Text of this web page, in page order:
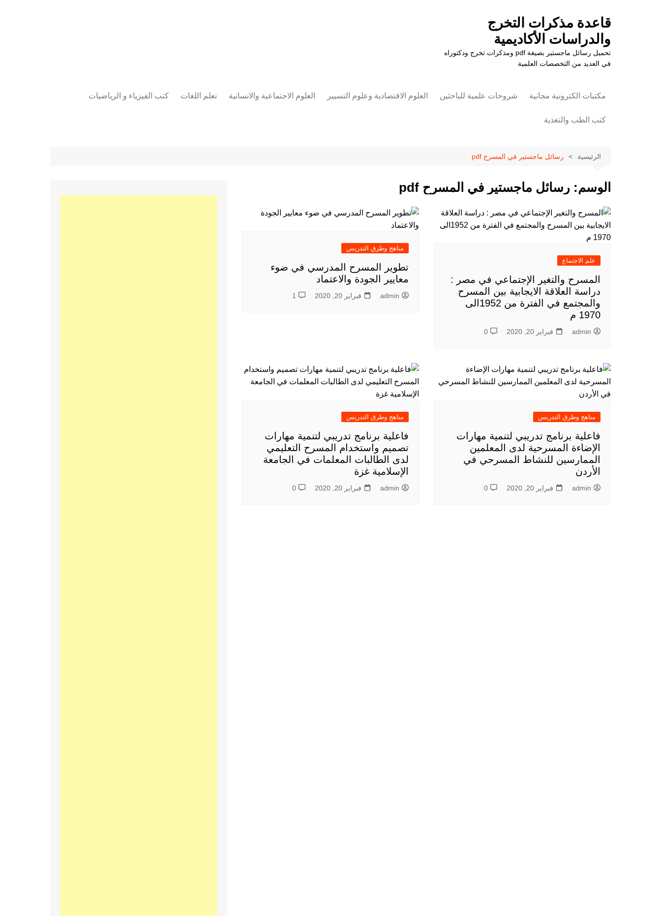
قاعدة مذكرات التخرج
والدراسات الأكاديمية
تحميل رسائل ماجستير بصيغة pdf ومذكرات تخرج ودكتوراه
في العديد من التخصصات العلمية
مكتبات الكترونية مجانية شروحات علمية للباحثين العلوم الاقتصادية وعلوم التسيير العلوم الاجتماعية والانسانية
علم المكتبات
التنمية البشرية وتطوير الذات
دراسات في التاريخ
تعلم اللغات كتب الفيزياء و الرياضيات
كتب الطب والتغذية
الرئيسية رسائل ماجستير في المسرح pdf
الوسم: رسائل ماجستير في المسرح pdf
علم الاجتماع
المسرح والتغير الإجتماعي في مصر :
دراسة العلاقة الايجابية بين المسرح
والمجتمع في الفترة من 1952الى
1970 م
admin فبراير 20, 2020 0
مناهج وطرق التدريس
تطوير المسرح المدرسي في ضوء
معايير الجودة والاعتماد
admin فبراير 20, 2020 1
مناهج وطرق التدريس
فاعلية برنامج تدريبي لتنمية مهارات
الإضاءة المسرحية لدى المعلمين
الممارسين للنشاط المسرحي في
الأردن
admin فبراير 20, 2020 0
مناهج وطرق التدريس
فاعلية برنامج تدريبي لتنمية مهارات
تصميم واستخدام المسرح التعليمي
لدى الطالبات المعلمات في الجامعة
الإسلامية غزة
admin فبراير 20, 2020 0